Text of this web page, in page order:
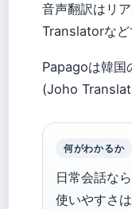
音声翻訳はリ
Translatorなど
Papagoは韓国
(Joho
何がわかるか
日常会話な
使いやすさ